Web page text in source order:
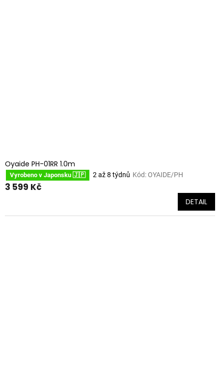
Oyaide PH-01RR 1.0m
Vyrobeno v Japonsku 🇯🇵 2 až 8 týdnů Kód: OYAIDE/PH
3 599 Kč
DETAIL